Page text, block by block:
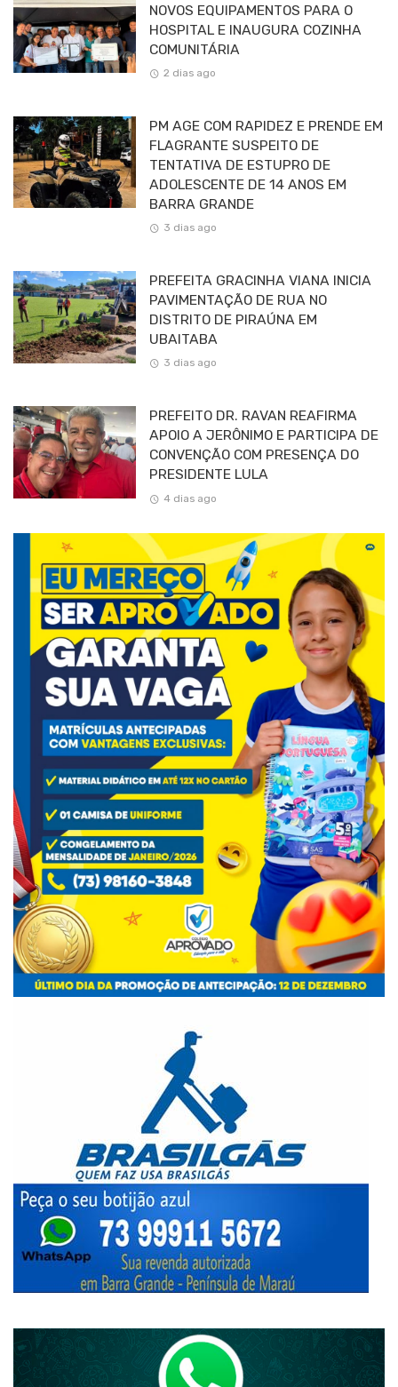
NOVOS EQUIPAMENTOS PARA O
HOSPITAL E INAUGURA COZINHA
COMUNITÁRIA
2 dias ago
PM AGE COM RAPIDEZ E PRENDE EM
FLAGRANTE SUSPEITO DE
TENTATIVA DE ESTUPRO DE
ADOLESCENTE DE 14 ANOS EM
BARRA GRANDE
3 dias ago
PREFEITA GRACINHA VIANA INICIA
PAVIMENTAÇÃO DE RUA NO
DISTRITO DE PIRAÚNA EM
UBAITABA
3 dias ago
PREFEITO DR. RAVAN REAFIRMA
APOIO A JERÔNIMO E PARTICIPA DE
CONVENÇÃO COM PRESENÇA DO
PRESIDENTE LULA
4 dias ago